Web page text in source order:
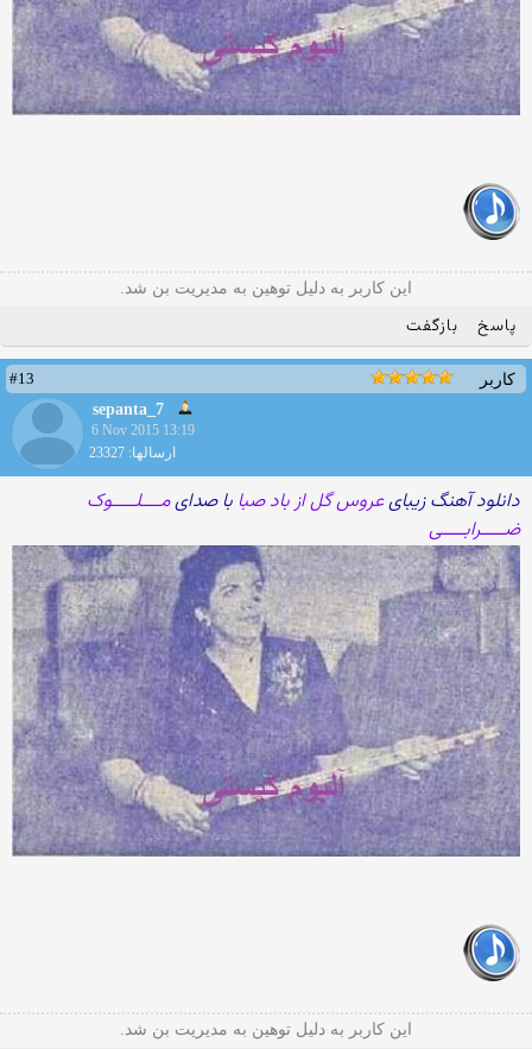
این کاربر به دلیل توهین به مدیریت بن شد.
پاسخ بازگفت
کاربر
#13
sepanta_7
6 Nov 2015 13:19
ارسالها: 23327
دانلود آهنگ زیبایعروس گل از باد صبا با صدایمــــلـــــوک
ضـــــرابـــــی
این کاربر به دلیل توهین به مدیریت بن شد.